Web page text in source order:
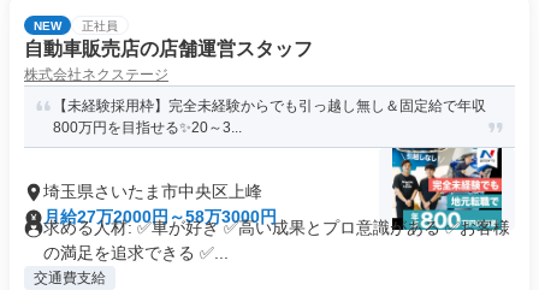
NEW 正社員
自動車販売店の店舗運営スタッフ
株式会社ネクステージ
【未経験採用枠】完全未経験からでも引っ越し無し＆固定給で年収
800万円を目指せる✨20～3...
埼玉県さいたま市中央区上峰
月給27万2000円～58万3000円
求める人材: ✅車が好き ✅高い成果とプロ意識がある ✅お客様
の満足を追求できる ✅...
交通費支給